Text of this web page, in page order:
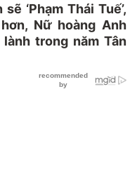
‘Phạm Thái Tuế’,
Nữ hoàng Anh
trong năm Tân